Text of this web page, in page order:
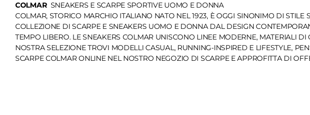
COLMAR SNEAKERS E SCARPE SPORTIVE UOMO E DONNA
COLMAR, STORICO MARCHIO ITALIANO NATO NEL 1923, È OGGI SINONIMO DI
COLLEZIONE DI SCARPE E SNEAKERS UOMO E DONNA DAL DESIGN
TEMPO LIBERO. LE SNEAKERS COLMAR UNISCONO LINEE MODERNE, MATERIALI
NOSTRA SELEZIONE TROVI MODELLI CASUAL, RUNNING-INSPIRED E LIFESTYLE,
SCARPE COLMAR ONLINE NEL NOSTRO NEGOZIO DI SCARPE E APPROFITTA DI